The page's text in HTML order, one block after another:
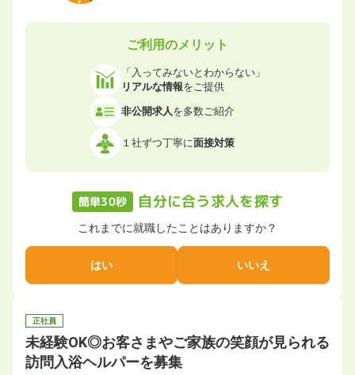
ご利用のメリット
「入ってみないとわからない」
リアルな情報をご提供
非公開求人を多数ご紹介
１社ずつ丁寧に面接対策
簡単30秒 自分に合う求人を探す
これまでに就職したことはありますか？
はい いいえ
正社員
未経験OK◎お客さまやご家族の笑顔が見られる
訪問入浴ヘルパーを募集